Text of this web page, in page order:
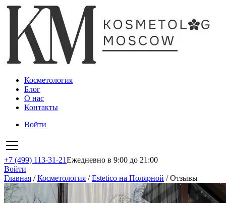
Косметология
Блог
О нас
Контакты
Войти
+7 (499) 113-31-21Ежедневно в 9:00 до 21:00
Войти
Главная /Косметология /Estetico на Полярной /Отзывы